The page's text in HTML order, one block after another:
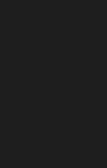
Παγκόσμιας
απόφαση Ο
την